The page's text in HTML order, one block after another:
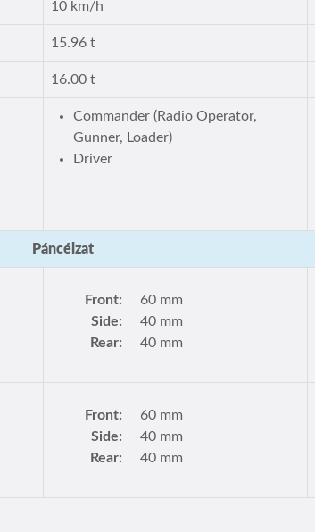
10 km/h
15.96 t
16.00 t
Commander (Radio Operator,
Gunner, Loader)
Driver
Páncélzat
Front:
60 mm
Side:
40 mm
Rear:
40 mm
Front:
60 mm
Side:
40 mm
Rear:
40 mm